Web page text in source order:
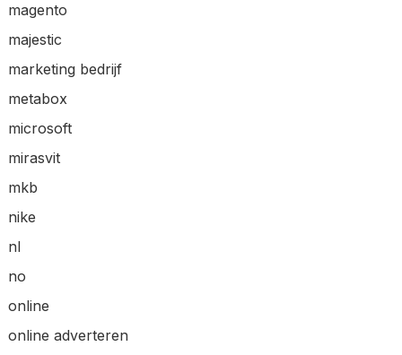
magento
majestic
marketing bedrijf
metabox
microsoft
mirasvit
mkb
nike
nl
no
online
online adverteren